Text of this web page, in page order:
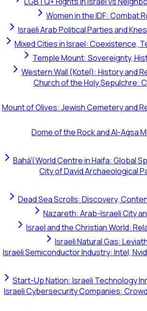
Women in the IDF: Combat
Israeli Arab Political Parties and
Mixed Cities in Israel: Coexistence,
Temple Mount: Sovereignty,
Western Wall (Kotel): History and
Church of the Holy Sepulchre:
Mount of Olives: Jewish Cemetery and
Dome of the Rock and Al-Aqsa
Bahá'í World Centre in Haifa: Global
City of David Archaeological
Dead Sea Scrolls: Discovery,
Nazareth: Arab-Israeli City
Israel and the Christian World:
Israeli Natural Gas:
Israeli Semiconductor Industry: Intel,
Start-Up Nation: Israeli Technology
Israeli Cybersecurity Companies: